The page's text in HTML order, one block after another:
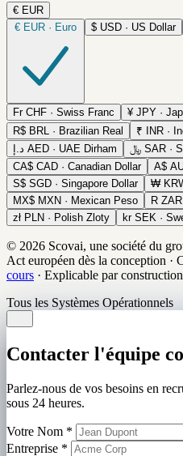
€ EUR
€ EUR · Euro $ USD · US Dollar
Fr CHF · Swiss Franc ¥ JPY ·
R$ BRL · Brazilian Real ₹ INR ·
د.إ AED · UAE Dirham ﷼ SAR ·
CA$ CAD · Canadian Dollar A$
S$ SGD · Singapore Dollar ₩
MX$ MXN · Mexican Peso R
zł PLN · Polish Zloty kr SEK ·
© 2026 Scovai, une société du
Act européen dès la conception ·
cours · Explicable par construction
Tous les Systèmes Opérationnels
Contacter l'équipe
Parlez-nous de vos besoins en
sous 24 heures.
Votre Nom *
Entreprise *